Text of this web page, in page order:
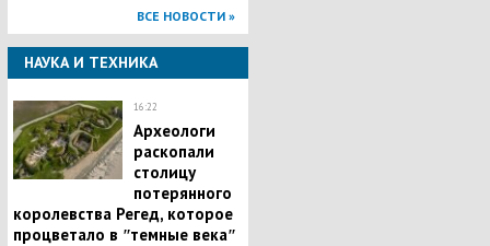
ВСЕ НОВОСТИ »
НАУКА И ТЕХНИКА
16:22
Археологи
раскопали
столицу
потерянного
королевства Регед, которое
процветало в ʺтемные векаʺ